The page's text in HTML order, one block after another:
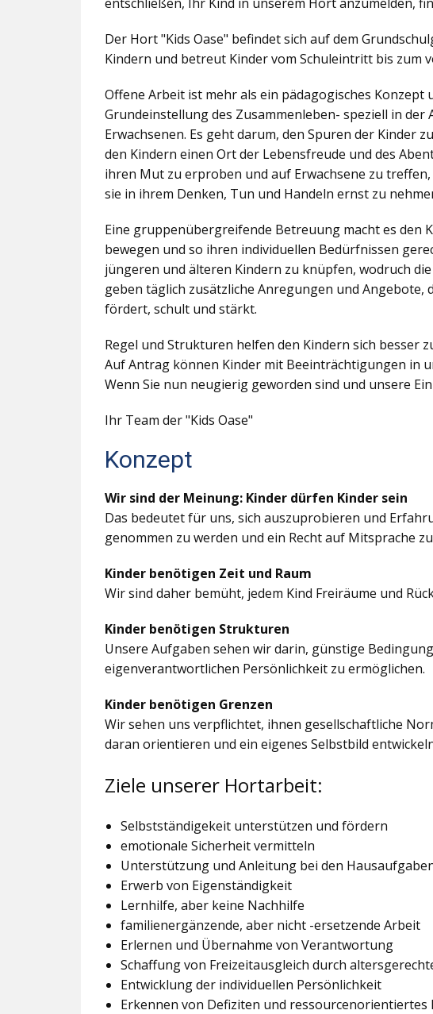
Der Hort "Kids Oase" befindet sich auf dem
Kindern und betreut Kinder vom Schuleintritt bis zum
Offene Arbeit ist mehr als ein pädagogisches
Grundeinstellung des Zusammenleben- speziell in
Erwachsenen. Es geht darum, den Spuren der Kinder
den Kindern einen Ort der Lebensfreude und des
ihren Mut zu erproben und auf Erwachsene zu
sie in ihrem Denken, Tun und Handeln ernst zu
Eine gruppenübergreifende Betreuung macht es den
bewegen und so ihren individuellen Bedürfnissen
jüngeren und älteren Kindern zu knüpfen, wodruch
geben täglich zusätzliche Anregungen und Angebote,
fördert, schult und stärkt.
Regel und Strukturen helfen den Kindern sich besser
Auf Antrag können Kinder mit Beeinträchtigungen in
Wenn Sie nun neugierig geworden sind und unsere
Ihr Team der "Kids Oase"
Konzept
Wir sind der Meinung: Kinder dürfen Kinder sein
Das bedeutet für uns, sich auszuprobieren und
genommen zu werden und ein Recht auf Mitsprache
Kinder benötigen Zeit und Raum
Wir sind daher bemüht, jedem Kind Freiräume und
Kinder benötigen Strukturen
Unsere Aufgaben sehen wir darin, günstige
eigenverantwortlichen Persönlichkeit zu ermöglichen.
Kinder benötigen Grenzen
Wir sehen uns verpflichtet, ihnen gesellschaftliche
daran orientieren und ein eigenes Selbstbild
Ziele unserer Hortarbeit:
Selbstständigekeit unterstützen und fördern
emotionale Sicherheit vermitteln
Unterstützung und Anleitung bei den
Erwerb von Eigenständigkeit
Lernhilfe, aber keine Nachhilfe
familienergänzende, aber nicht -ersetzende Arbeit
Erlernen und Übernahme von Verantwortung
Schaffung von Freizeitausgleich durch
Entwicklung der individuellen Persönlichkeit
Erkennen von Defiziten und ressourcenorientiertes